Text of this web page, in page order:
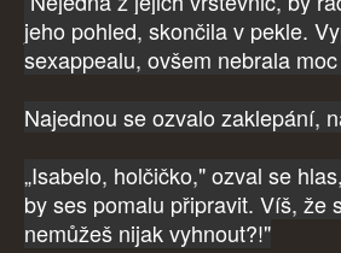
jeho pohled, skončila v pekle.
sexappealu, ovšem nebrala
Najednou se ozvalo zaklepání,
„Isabelo, holčičko," ozval se
by ses pomalu připravit. Víš, že
nemůžeš nijak vyhnout?!"